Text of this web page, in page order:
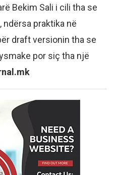
Bekim Sali i cili tha se
praktika në
draft versionin tha se
por siç tha një